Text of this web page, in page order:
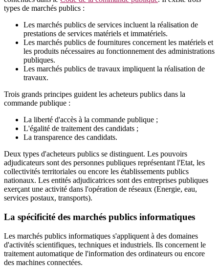
types de marchés publics :
Les marchés publics de services incluent la réalisation de
prestations de services matériels et immatériels.
Les marchés publics de fournitures concernent les matériels et
les produits nécessaires au fonctionnement des administrations
publiques.
Les marchés publics de travaux impliquent la réalisation de
travaux.
Trois grands principes guident les acheteurs publics dans la
commande publique :
La liberté d'accès à la commande publique ;
L'égalité de traitement des candidats ;
La transparence des candidats.
Deux types d'acheteurs publics se distinguent. Les pouvoirs
adjudicateurs sont des personnes publiques représentant l'Etat, les
collectivités territoriales ou encore les établissements publics
nationaux. Les entités adjudicatrices sont des entreprises publiques
exerçant une activité dans l'opération de réseaux (Energie, eau,
services postaux, transports).
La spécificité des marchés publics informatiques
Les marchés publics informatiques s'appliquent à des domaines
d'activités scientifiques, techniques et industriels. Ils concernent le
traitement automatique de l'information des ordinateurs ou encore
des machines connectées.